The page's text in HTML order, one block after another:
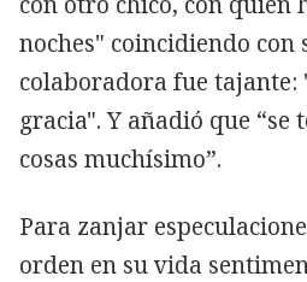
noches" coincidiendo con
colaboradora fue tajante:
gracia". Y añadió que “se
cosas muchísimo”.
Para zanjar
orden en su vida